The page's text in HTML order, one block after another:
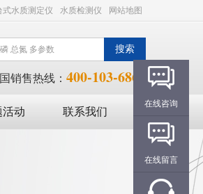
式水质测定仪 水质检测仪 网站地图
销售热线： 400-103-6868
活动 联系我们
在线咨询
在线留言